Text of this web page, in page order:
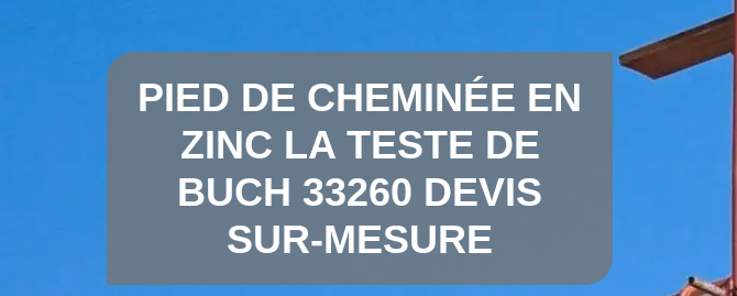
PIED DE CHEMINÉE EN
ZINC LA TESTE DE
BUCH 33260 DEVIS
SUR-MESURE